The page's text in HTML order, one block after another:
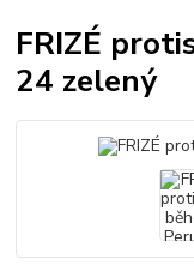
FRIZÉ
24 zelený